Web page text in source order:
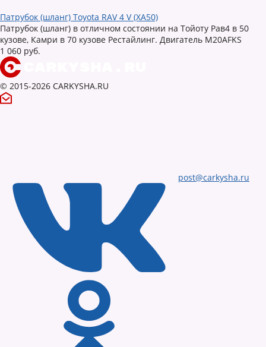
Патрубок (шланг) Toyota RAV 4 V (XA50)
Патрубок (шланг) в отличном состоянии на Тойоту Рав4 в 50
кузове, Камри в 70 кузове Рестайлинг. Двигатель M20AFKS
1 060 руб.
© 2015-2026 CARKYSHA.RU
post@carkysha.ru